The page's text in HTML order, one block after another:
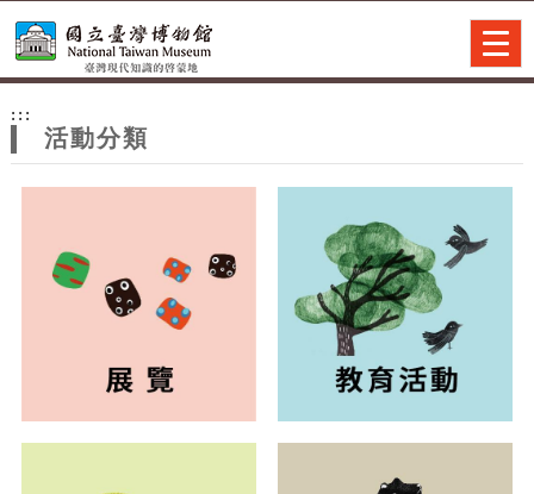
網
站
主
:::
活動分類